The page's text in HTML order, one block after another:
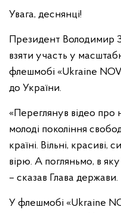
Увага, деснянці!
Президент Володимир
взяти участь у
флешмобі «Ukraine
до України.
«Переглянув відео
молоді покоління
країні. Вільні, красиві,
вірю. А погляньмо, в
– сказав Глава держави.
У флешмобі «Ukraine